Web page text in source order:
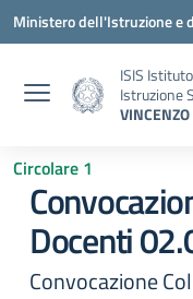
Vai ai contenuti
Vai al menu di navigazione
Vai al footer
Ministero dell'Istruzione e
ISIS
Istruzione
Circolare 1
Docenti
Convocazione